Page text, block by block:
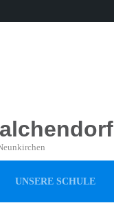
UNSERE SCHULE